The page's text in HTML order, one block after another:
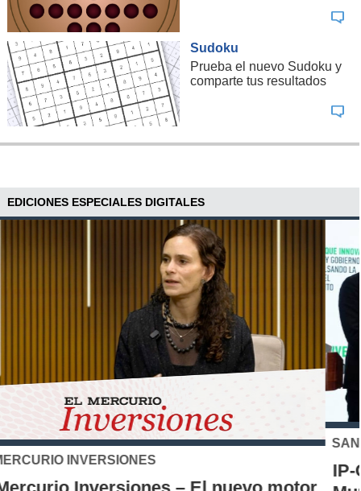
Sudoku
Prueba el nuevo Sudoku y
comparte tus resultados
EDICIONES ESPECIALES DIGITALES
SANTO TOMÁS
IP-CFT Santo Tomás y Red de Hubs